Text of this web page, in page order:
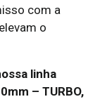
com a
o
linha
– TURBO,